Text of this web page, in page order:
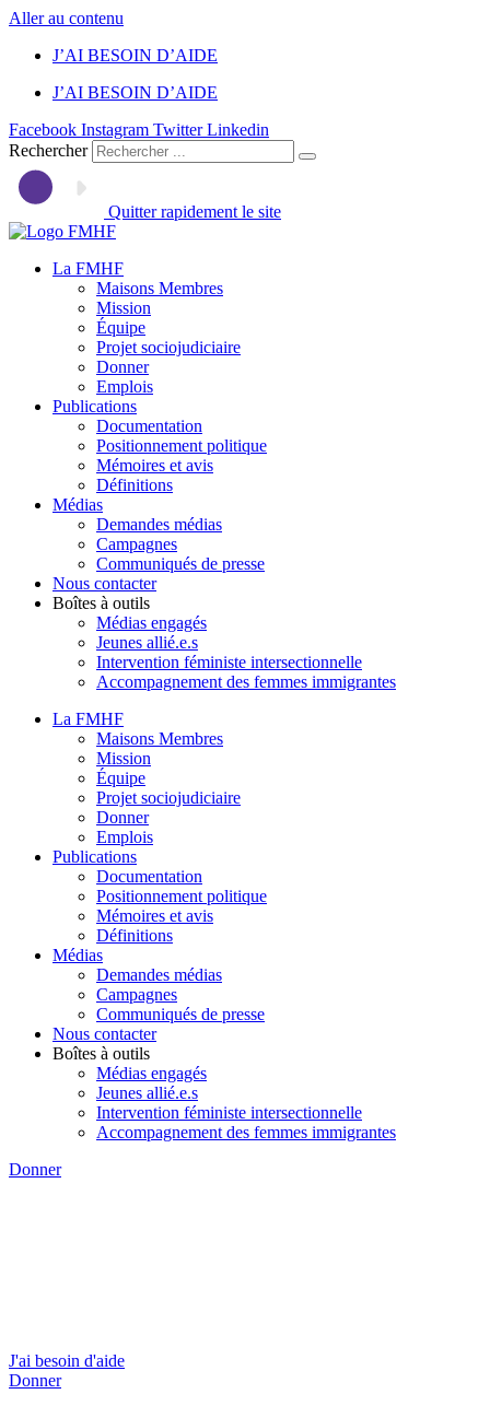
Aller au contenu
J’AI BESOIN D’AIDE
J’AI BESOIN D’AIDE
Facebook Instagram Twitter Linkedin
Rechercher
Quitter rapidement le site
La FMHF
Maisons Membres
Mission
Équipe
Projet sociojudiciaire
Donner
Emplois
Publications
Documentation
Positionnement politique
Mémoires et avis
Définitions
Médias
Demandes médias
Campagnes
Communiqués de presse
Nous contacter
Boîtes à outils
Médias engagés
Jeunes allié.e.s
Intervention féministe intersectionnelle
Accompagnement des femmes immigrantes
La FMHF
Maisons Membres
Mission
Équipe
Projet sociojudiciaire
Donner
Emplois
Publications
Documentation
Positionnement politique
Mémoires et avis
Définitions
Médias
Demandes médias
Campagnes
Communiqués de presse
Nous contacter
Boîtes à outils
Médias engagés
Jeunes allié.e.s
Intervention féministe intersectionnelle
Accompagnement des femmes immigrantes
Donner
J'ai besoin d'aide
Donner